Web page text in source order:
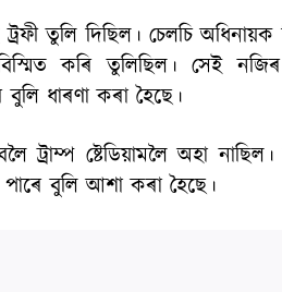
ট্ৰফী তুলি দিছিল। চেলচি
কৰি তুলিছিল। সেই
ধাৰণা কৰা হৈছে।
ট্ৰাম্প ষ্টেডিয়ামলৈ অহা
বুলি আশা কৰা হৈছে।